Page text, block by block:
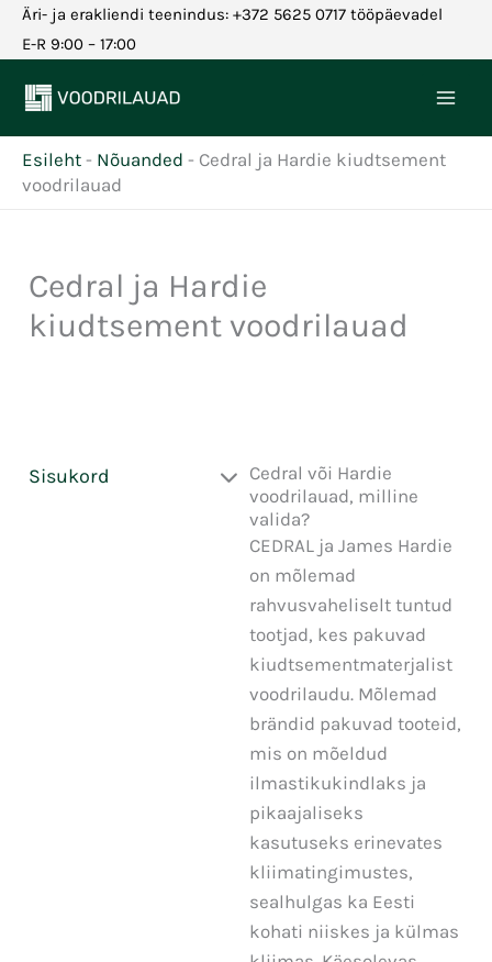
SkipÄri- ja erakliendi teenindus: +372 5625 0717 tööpäevadel
E-R 9:00 – 17:00
Esileht - Nõuanded - Cedral ja Hardie kiudtsement
voodrilauad
Cedral ja Hardie
kiudtsement voodrilauad
Sisukord
Cedral või Hardie
voodrilauad, milline
valida?
CEDRAL ja James Hardie
on mõlemad
rahvusvaheliselt tuntud
tootjad, kes pakuvad
kiudtsementmaterjalist
voodrilaudu. Mõlemad
brändid pakuvad tooteid,
mis on mõeldud
ilmastikukindlaks ja
pikaajaliseks
kasutuseks erinevates
kliimatingimustes,
sealhulgas ka Eesti
kohati niiskes ja külmas